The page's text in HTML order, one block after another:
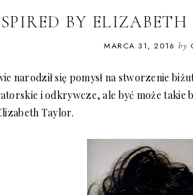
BY
MARCA 31, 2016 by
narodził się pomysł na stworzenie
i odkrywcze, ale być może takie
Taylor.